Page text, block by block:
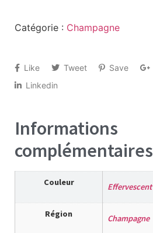
Catégorie : Champagne
Like Tweet Save
Linkedin
Informations
complémentaires
Couleur Effervescent
Région Champagne